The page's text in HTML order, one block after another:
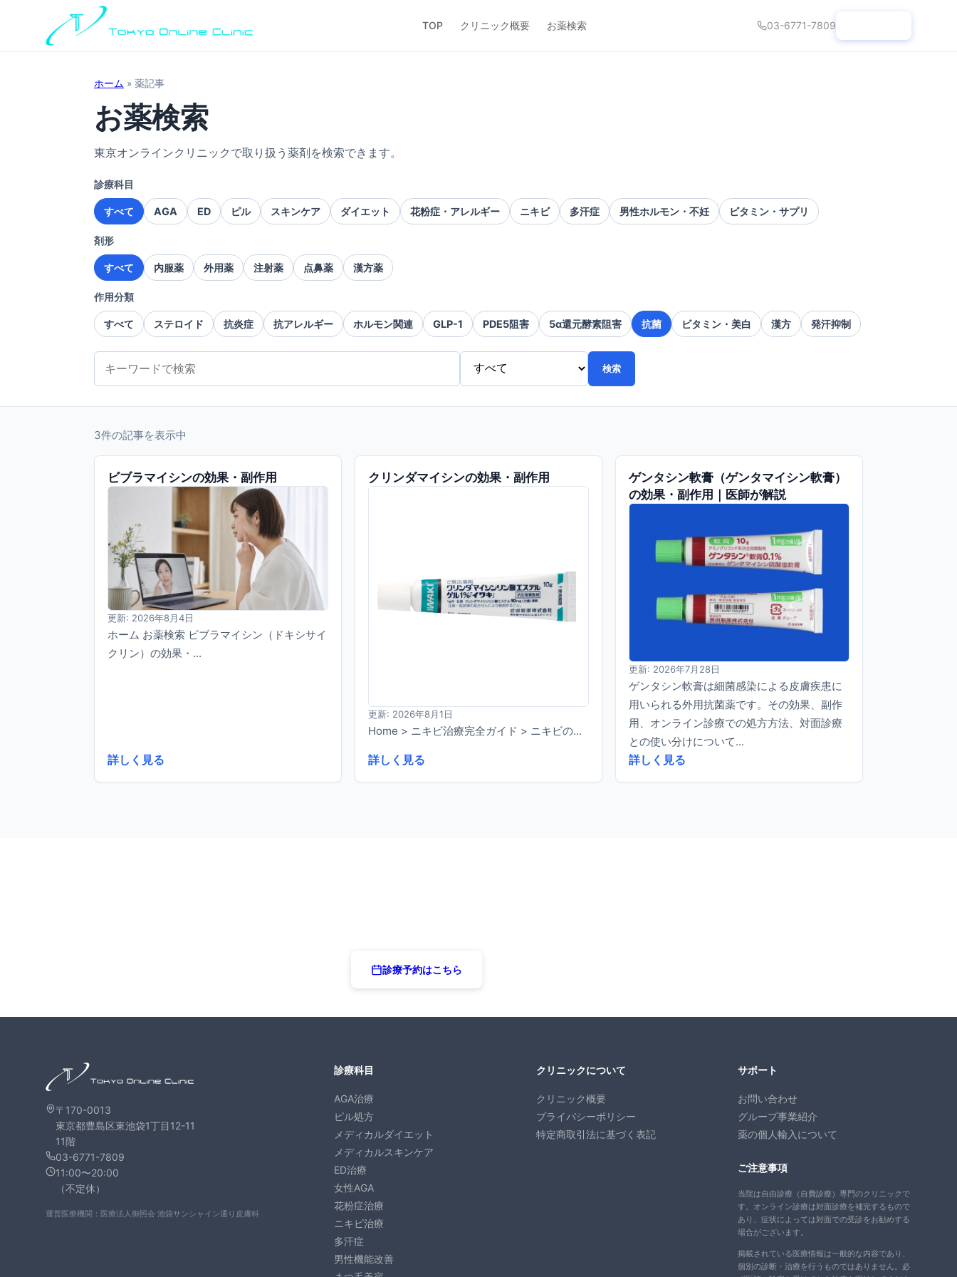
TOP クリニック概要 お薬検索 03-6771-7809
ホーム » 薬記事
お薬検索
東京オンラインクリニックで取り扱う薬剤を検索できます。
診療科目
すべて AGA ED ピル スキンケア ダイエット 花粉症・アレルギー ニキビ 多汗症 男性ホルモン・不妊 ビタミン・サプリ
剤形
すべて 内服薬 外用薬 注射薬 点鼻薬 漢方薬
作用分類
すべて ステロイド 抗炎症 抗アレルギー ホルモン関連 GLP-1 PDE5阻害 5α還元酵素阻害 抗菌 ビタミン・美白 漢方 発汗抑制
検索
3件の記事を表示中
ビブラマイシンの効果・副作用
更新: 2026年8月4日
ホーム お薬検索 ビブラマイシン（ドキシサイ
クリン）の効果・...
詳しく見る
クリンダマイシンの効果・副作用
更新: 2026年8月1日
Home > ニキビ治療完全ガイド > ニキビの...
詳しく見る
ゲンタシン軟膏（ゲンタマイシン軟膏）
の効果・副作用｜医師が解説
更新: 2026年7月28日
ゲンタシン軟膏は細菌感染による皮膚疾患に
用いられる外用抗菌薬です。その効果、副作
用、オンライン診療での処方方法、対面診療
との使い分けについて...
詳しく見る
診療予約はこちら
〒170-0013
東京都豊島区東池袋1丁目12-11
11階
03-6771-7809
11:00〜20:00
（不定休）
運営医療機関：医療法人御照会 池袋サンシャイン通り皮膚科
診療科目
AGA治療
ピル処方
メディカルダイエット
メディカルスキンケア
ED治療
女性AGA
花粉症治療
ニキビ治療
多汗症
男性機能改善
クリニックについて
クリニック概要
プライバシーポリシー
特定商取引法に基づく表記
サポート
お問い合わせ
グループ事業紹介
薬の個人輸入について
ご注意事項
当院は自由診療（自費診療）専門のクリニックで
す。オンライン診療は対面診療を補完するもので
あり、症状によっては対面での受診をお勧めする
場合がございます。
掲載されている医療情報は一般的な内容であり、
個別の診断・治療を行うものではありません。必